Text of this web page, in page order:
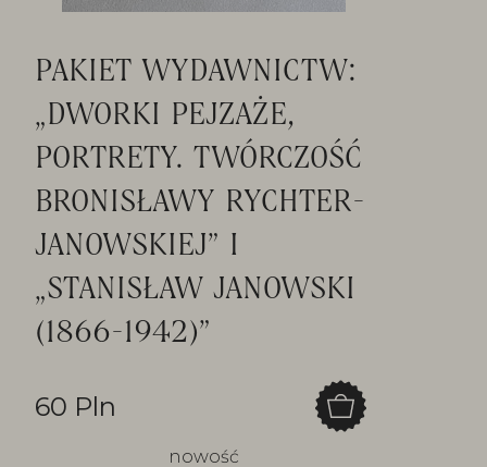
PAKIET WYDAWNICTW:
„DWORKI PEJZAŻE,
PORTRETY. TWÓRCZOŚĆ
BRONISŁAWY RYCHTER-
JANOWSKIEJ” I
„STANISŁAW JANOWSKI
(1866-1942)”
60 Pln
nowość